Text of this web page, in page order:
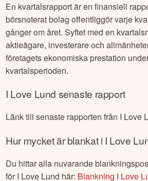
En kvartalsrapport är en finansiell
börsnoterat bolag offentliggör varje
gånger om året. Syftet med en
aktieägare, investerare och
företagets ekonomiska prestation
kvartalsperioden.
I Love Lund senaste rapport
Länk till senaste rapporten från I Love
Hur mycket är blankat i I Love
Du hittar alla nuvarande
för I Love Lund här: Blankning I Love